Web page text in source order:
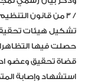
/ 3 من قانون
تشكيل هيئات
حصلت فيها
قضاة ‏تحقيق وعضو
استشهاد وإصابة